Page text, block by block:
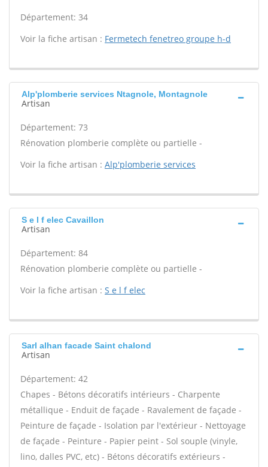
Département: 34
Voir la fiche artisan : Fermetech fenetreo groupe h-d
Alp'plomberie services Ntagnole, Montagnole
Artisan
Département: 73
Rénovation plomberie complète ou partielle -
Voir la fiche artisan : Alp'plomberie services
S e l f elec Cavaillon
Artisan
Département: 84
Rénovation plomberie complète ou partielle -
Voir la fiche artisan : S e l f elec
Sarl alhan facade Saint chalond
Artisan
Département: 42
Chapes - Bétons décoratifs intérieurs - Charpente
métallique - Enduit de façade - Ravalement de façade -
Peinture de façade - Isolation par l'extérieur - Nettoyage
de façade - Peinture - Papier peint - Sol souple (vinyle,
lino, dalles PVC, etc) - Bétons décoratifs extérieurs -